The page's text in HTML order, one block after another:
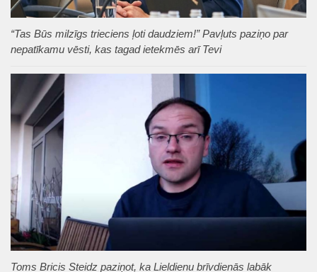
“Tas Būs milzīgs trieciens ļoti daudziem!” Pavļuts paziņo par
nepatīkamu vēsti, kas tagad ietekmēs arī Tevi
Toms Bricis Steidz paziņot, ka Lieldienu brīvdienās labāk